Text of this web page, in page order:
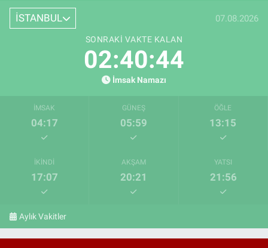
İSTANBUL 07.08.2026
SONRAKI VAKTE KALAN
02:40:44
İmsak Namazı
İMSAK
04:17
GÜNEŞ
05:59
ÖĞLE
13:15
İKINDI
17:07
AKŞAM
20:21
YATSI
21:56
Aylık Vakitler